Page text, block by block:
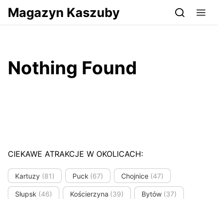
Przejdź do serwisu magazynkaszuby.pl
Magazyn Kaszuby
Nothing Found
CIEKAWE ATRAKCJE W OKOLICACH:
Kartuzy (81) Puck (67) Chojnice (47)
Słupsk (46) Kościerzyna (39) Bytów (37)